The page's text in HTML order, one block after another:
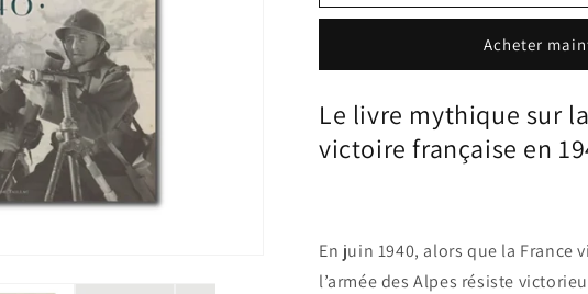
Acheter
Le livre mythique sur
victoire française en
En juin 1940, alors que la
l’armée des Alpes résiste